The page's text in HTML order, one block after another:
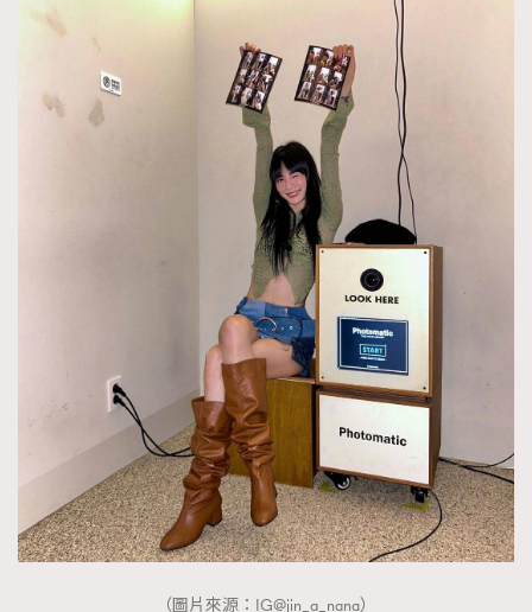
（圖片來源：IG@jin_a_nana）